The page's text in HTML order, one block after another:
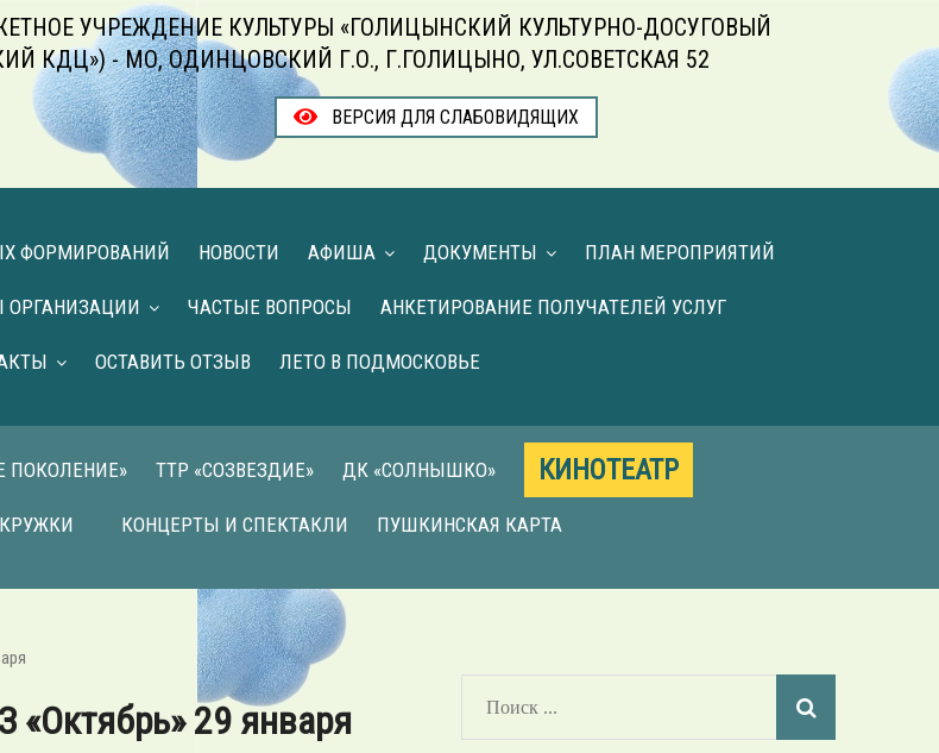
УЧРЕЖДЕНИЕ КУЛЬТУРЫ «ГОЛИЦЫНСКИЙ КУЛЬТУРНО-ДОСУГОВЫЙ
КДЦ») - МО, ОДИНЦОВСКИЙ Г.О., Г.ГОЛИЦЫНО, УЛ.СОВЕТСКАЯ 52
ВЕРСИЯ ДЛЯ СЛАБОВИДЯЩИХ
ФОРМИРОВАНИЙ НОВОСТИ АФИША ДОКУМЕНТЫ ПЛАН МЕРОПРИЯТИЙ
ОРГАНИЗАЦИИ ЧАСТЫЕ ВОПРОСЫ АНКЕТИРОВАНИЕ ПОЛУЧАТЕЛЕЙ УСЛУГ
ОСТАВИТЬ ОТЗЫВ ЛЕТО В ПОДМОСКОВЬЕ
ПОКОЛЕНИЕ» ТТР «СОЗВЕЗДИЕ» ДК «СОЛНЫШКО» КИНОТЕАТР
КОНЦЕРТЫ И СПЕКТАКЛИ ПУШКИНСКАЯ КАРТА
«Октябрь» 29 января